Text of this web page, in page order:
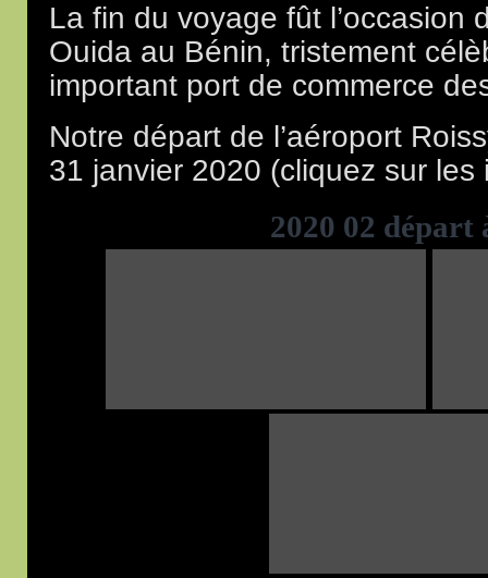
La fin du voyage fût l’occasion
Ouida au Bénin, tristement
important port de commerce
Notre départ de l’aéroport
31 janvier 2020 (cliquez sur
2020 02 départ